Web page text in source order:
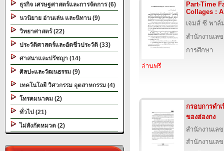
ธุรกิจ เศรษฐศาสตร์และการจัดการ (6)
นวนิยาย อ่านเล่น และนิทาน (9)
วิทยาศาสตร์ (22)
ประวัติศาสตร์และอัตชีวประวัติ (33)
ศาสนาและปรัชญา (14)
ศิลปะและวัฒนธรรม (9)
เทคโนโลยี วิศวกรรม อุตสาหกรรม (4)
โทรคมนาคม (2)
ทั่วไป (21)
ไม่สังกัดหมวด (2)
Part-Time
Collages :
เจมส์ ซี พาล์
สำนักงานเล
การศึกษา
อ่านฟรี
กรอบการดำ
ของฮ่องกง
สำนักงานเล
สำนักงานเล